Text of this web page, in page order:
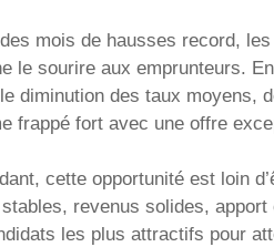
mois de hausses record,
le sourire aux emprunteurs.
diminution des taux moyens,
frappé fort avec une offre
cette opportunité est loin
revenus solides,
les plus attractifs pour